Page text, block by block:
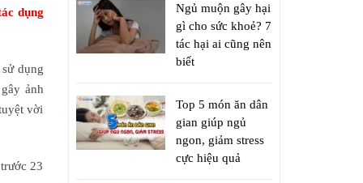
dụng
dụng
ảnh
vời
23
Ngủ muộn gây hại
gì cho sức khoẻ? 7
tác hại ai cũng nên
biết
Top 5 món ăn dân
gian giúp ngủ
ngon, giảm stress
cực hiệu quả